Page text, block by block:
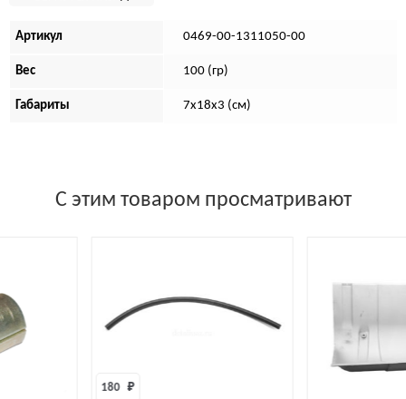
Артикул 0469-00-1311050-00
Вес 100 (гр)
Габариты 7х18х3 (см)
С этим товаром просматривают